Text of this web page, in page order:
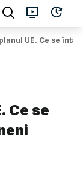
UE. Ce se
Ce se